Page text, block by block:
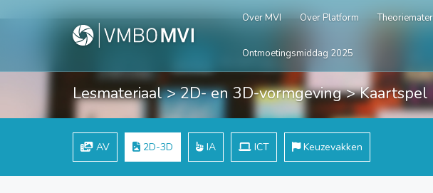
Over MVI Over Platform
Ontmoetingsmiddag 2025
Lesmateriaal>2D- en 3D-vormgeving> Kaartspel
AV 2D-3D IA ICT Keuzevakken